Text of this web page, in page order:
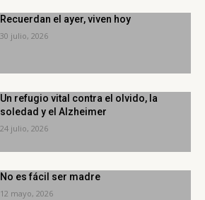
Recuerdan el ayer, viven hoy
30 julio, 2026
Un refugio vital contra el olvido, la
soledad y el Alzheimer
24 julio, 2026
No es fácil ser madre
12 mayo, 2026